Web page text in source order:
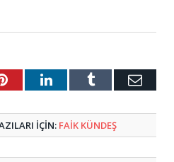
PinterestLinkedInTumblr E-
IÇIN: FAIK KÜNDEŞ